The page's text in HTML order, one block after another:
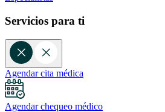
Servicios para ti
Agendar cita médica
Agendar chequeo médico